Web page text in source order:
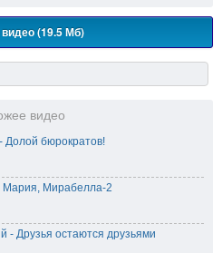
(19.5 Мб)
видео
Долой бюрократов!
Мария, Мирабелла-2
- Друзья остаются друзьями